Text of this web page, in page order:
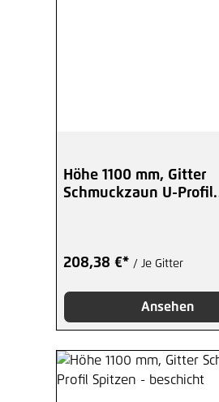
Höhe 1100 mm, Gitter
Schmuckzaun U-Profil
208,38 €* / Je Gitter
Ansehen